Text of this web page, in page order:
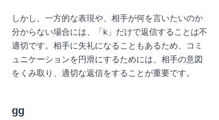
しかし、一方的な表現や、相手が何を言いたいのか
分からない場合には、「k」だけで返信することは不
適切です。相手に失礼になることもあるため、コミ
ュニケーションを円滑にするためには、相手の意図
をくみ取り、適切な返信をすることが重要です。
gg